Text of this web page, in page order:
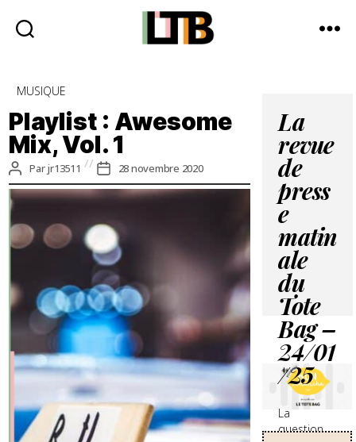
-
Média
quotidienne
Catégories
MUSIQUE
Playlist : Awesome
Mix, Vol. 1
Auteur
de
l’article
Parjr13511
Date
de
l’article
28 novembre 2020
La
revue
de
press
e
matin
ale
du
Tote
Bag –
24/01
/25
La
question